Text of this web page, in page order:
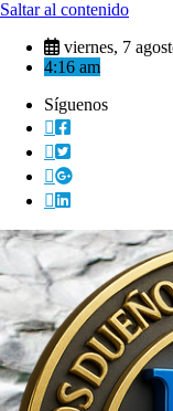
Saltar al contenido
viernes, 7
4:16 am
Síguenos